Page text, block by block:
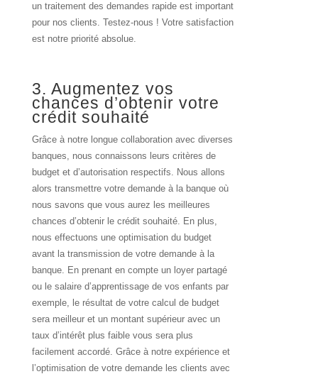
un traitement des demandes rapide est important
pour nos clients. Testez-nous ! Votre satisfaction
est notre priorité absolue.
3. Augmentez vos
chances d’obtenir votre
créditsouhaité
Grâce à notre longue collaboration avec diverses
banques, nous connaissons leurs critères de
budget et d’autorisation respectifs. Nous allons
alors transmettre votre demande à la banque où
nous savons que vous aurez les meilleures
chances d’obtenir le crédit souhaité. En plus,
nous effectuons une optimisation du budget
avant la transmission de votre demande à la
banque. En prenant en compte un loyer partagé
ou le salaire d’apprentissage de vos enfants par
exemple, le résultat de votre calcul de budget
sera meilleur et un montant supérieur avec un
taux d’intérêt plus faible vous sera plus
facilement accordé. Grâce à notre expérience et
l’optimisation de votre demande les clients avec